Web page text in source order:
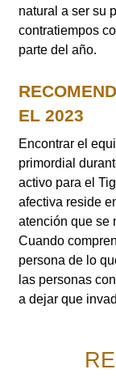
natural a ser su
contratiempos
parte del año.
EL 2023
Encontrar el
primordial
activo para el
afectiva reside
atención que se
Cuando
persona de lo
las personas
a dejar que